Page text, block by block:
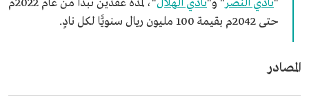
"نادي النصر" و"نادي الهلال
"، لمدة عقدين تبدأ من عام 2022م
حتى 2042م بقيمة 100 مليون ريال سنويًّا لكل نادٍ.
المصادر